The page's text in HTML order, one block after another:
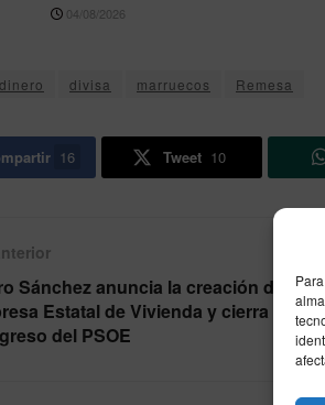
04/08/2026
dinero divisa marruecos Remesa
16 Tweet 10
Sánchez anuncia la creación de una
Estatal de Vivienda y cierra el 41º
del PSOE